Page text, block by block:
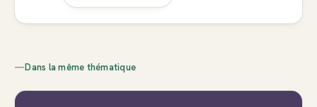
—Dans la même thématique